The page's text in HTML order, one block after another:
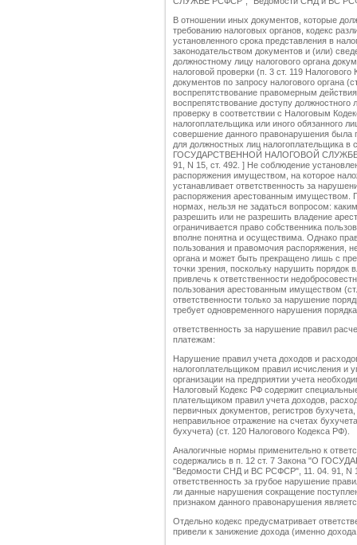
В отношении иных документов, которые
требованию налоговых органов, кодекс
установленного срока представления в
законодательством документов и (или)
должностному лицу налогового органа
налоговой проверки (п. 3 ст. 119
документов по запросу налогового органа
воспрепятствование правомерным
воспрепятствование доступу должностного
проверку в соответствии с Налоговым
налогоплательщика или иного обязанного
совершение данного правонарушения была
для должностных лиц налогоплательщика в
ГОСУДАРСТВЕННОЙ НАЛОГОВОЙ СЛУЖБЕ
91, N 15, ст. 492. ] Не соблюдение
распоряжения имуществом, на которое
устанавливает ответственность за
распоряжения арестованным имуществом.
нормах, нельзя не задаться вопросом:
разрешить или не разрешить владение
ограничивается право собственника
вполне понятна и осуществима. Однако
пользования и правомочия распоряжения,
органа и может быть прекращено лишь с
точки зрения, поскольку нарушить
привлечь к ответственности
пользования арестованным имуществом
ответственности только за нарушение
требует одновременного нарушения
ответственность за нарушение правил
платежам:
Нарушение правил учета доходов и
налогоплательщиком правил исчисления и
организации на предприятии учета
Налоговый Кодекс РФ содержит
плательщиком правил учета доходов,
первичных документов, регистров
неправильное отражение на счетах
бухучета) (ст. 120 Налогового Кодекса РФ).
Аналогичные нормы применительно к
содержались в п. 12 ст. 7 Закона "О
"Ведомости СНД и ВС РСФСР", 11. 04. 91, N
ответственность за грубое нарушение
ли данные нарушения сокращение
признаком данного правонарушения
Отдельно кодекс предусматривает
привели к занижение дохода (именно